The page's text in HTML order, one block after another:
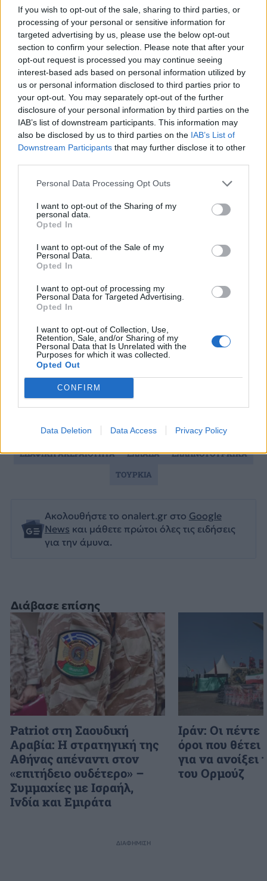
If you wish to opt-out of the sale, sharing to third parties, or
processing of your personal or sensitive information for
targeted advertising by us, please use the below opt-out
section to confirm your selection. Please note that after your
opt-out request is processed you may continue seeing
interest-based ads based on personal information utilized by
us or personal information disclosed to third parties prior to
your opt-out. You may separately opt-out of the further
disclosure of your personal information by third parties on the
IAB’s list of downstream participants. This information may
also be disclosed by us to third parties on the IAB’s List of
Downstream Participants that may further disclose it to other
Personal Data Processing Opt Outs
I want to opt-out of the Sharing of my
personal data.
Opted In
I want to opt-out of the Sale of my
Personal Data.
Opted In
I want to opt-out of processing my
Personal Data for Targeted Advertising.
Opted In
I want to opt-out of Collection, Use,
Retention, Sale, and/or Sharing of my
Personal Data that Is Unrelated with the
Purposes for which it was collected.
Opted Out
CONFIRM
Data Deletion Data Access Privacy Policy
Διάβασε επίσης
Patriot στη Σαουδική
Αραβία: Η στρατηγική της
Αθήνας απέναντι στον
«επιτήδειο ουδέτερο» –
Συμμαχίες με Ισραήλ,
Ινδία και Εμιράτα
Ιράν: Οι πέντε
όροι που
για να ανοίξει
του Ορμούζ
Σύμφωνα με διπλωματικές πηγές στο περιθώριο των
συναντήσεων το μήνυμα προς πάσα κατεύθυνση, με
το βλέμμα στραμμένο στα ελληνικά και άρα τα
εξωτερικά σύνορα της ΕΕ είναι ένα: Η Γερμανία, ως
κράτος-μέλος της ΕΕ, παρακολουθεί στενά την
κατάσταση και εάν χρειαστεί είναι έτοιμη να
ενεργοποιήσει όλα τα μέσα και τους μηχανισμούς
που έχει στη διάθεσή της η ΕΕ.
Αυτό βέβαια δεν ισχύει μόνο για τα ελληνοτουρκικά
αλλά και για το πεδίο του προσφυγικού και τις
«θύρες» των ευρωπαϊκών συνόρων».
Πηγή: DW / Δήμητρα Κυρανούδη, Βερολίνο
Ακολουθήστε το onalert.gr στο Google
News και μάθετε πρώτοι όλες τις ειδήσεις
για την άμυνα.
DEUTSCHE WELLE
ΑΝΑΛΕΝΑ ΜΠΕΡΜΠΟΚ
ΕΔΑΦΙΚΗ ΑΚΕΡΑΙΟΤΗΤΑ
ΕΛΛΑΔΑ
ΕΛΛΗΝΟΤΟΥΡΚΙΚΑ
ΤΟΥΡΚΙΑ
ΔΙΑΦΗΜΙΣΗ